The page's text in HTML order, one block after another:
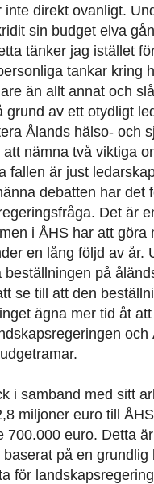
direkt ovanligt.
sin budget elva
tänker jag istället
tankar kring
än allt annat och
av ett otydligt
Ålands hälso- och
nämna två viktiga
fallen är just
debatten har det
Det är
i ÅHS har att göra
en lång följd av år.
på
se till att den
ägna mer tid åt
i samband med sitt
miljoner euro till
700.000 euro. Detta
på en
för